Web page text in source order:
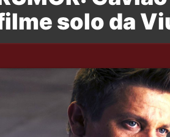
solo da